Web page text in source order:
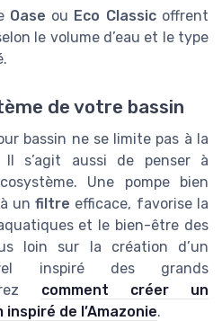
Oase ou Eco Classicoffrent
le volume d’eau et le type
de votre bassin
bassin ne se limite pas à la
Il s’agit aussi de penser à
Une pompe bien
à unfiltre efficace, favorise la
et le bien-être des
loin sur la création d’un
inspiré des grands
comment créer un
de l’Amazonie.